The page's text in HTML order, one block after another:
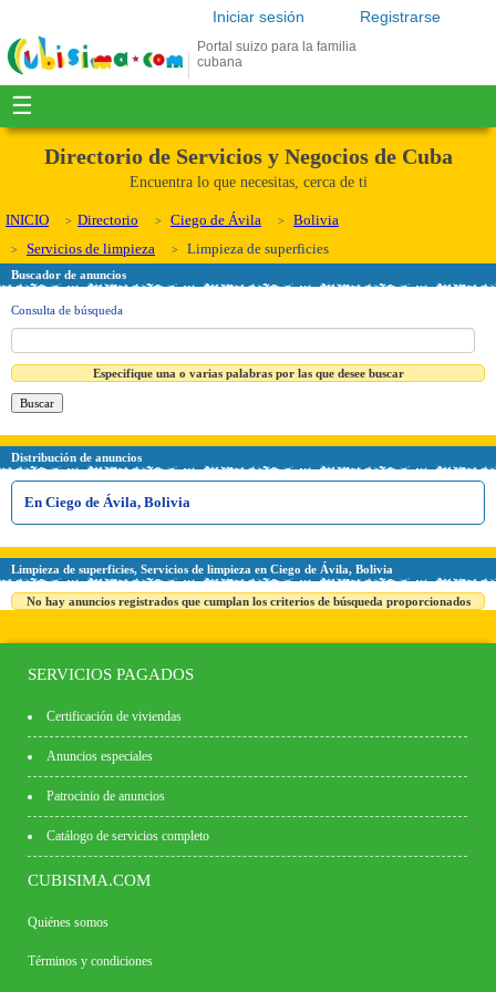
Registrarse
Iniciar sesión
Portal suizo para la familia
cubana
☰
Directorio de Servicios y Negocios de Cuba
Encuentra lo que necesitas, cerca de ti
INICIO Directorio Ciego de Ávila
Bolivia
Servicios de limpieza
Limpieza de superficies
Buscador de anuncios
Consulta de búsqueda
Especifique una o varias palabras por las que desee buscar
Distribución de anuncios
En Ciego de Ávila, Bolivia
Limpieza de superficies, Servicios de limpieza en Ciego de Ávila, Bolivia
No hay anuncios registrados que cumplan los criterios de búsqueda proporcionados
SERVICIOS PAGADOS
Certificación de viviendas
Anuncios especiales
Patrocinio de anuncios
Catálogo de servicios completo
CUBISIMA.COM
Quiénes somos
Términos y condiciones